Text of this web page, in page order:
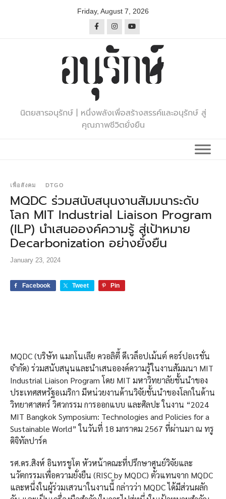
Friday, August 7, 2026
นิตยสารอนุรักษ์ | หนึ่งพลังเพื่อสร้างสรรค์และอนุรักษ์ สู่
คุณภาพชีวิตยั่งยืน
เพื่อสังคม DTGO
MQDC ร่วมสนับสนุนงานสัมมนาระดับ
โลก MIT Industrial Liaison Program
(ILP) นำเสนอองค์ความรู้ สู่เป้าหมาย
Decarbonization อย่างยั่งยืน
January 23, 2024
Facebook Tweet Pin
MQDC (บริษัท แมกโนเลีย ควอลิตี้ ดีเวล็อปเม้นต์ คอร์ปอเรชั่น
จำกัด) ร่วมสนับสนุนและนำเสนอองค์ความรู้ในงานสัมมนา MIT
Industrial Liaison Program โดย MIT มหาวิทยาลัยชั้นนำของ
ประเทศสหรัฐอเมริกา มีหน่วยงานด้านวิจัยชั้นนำของโลกในด้าน
วิทยาศาสตร์ วิศวกรรม การออกแบบ และศิลปะ ในงาน “2024
MIT Bangkok Symposium: Technologies and Policies for a
Sustainable World” ในวันที่ 18 มกราคม 2567 ที่ผ่านมา ณ ทรู
ดิจิทัลปาร์ค
รศ.ดร.สิงห์ อินทรชูโต หัวหน้าคณะที่ปรึกษาศูนย์วิจัยและ
นวัตกรรมเพื่อความยั่งยืน (RISC by MQDC) ตัวแทนจาก MQDC
และหนึ่งในผู้ร่วมเสวนาในงานนี้ กล่าวว่า MQDC ได้มีส่วนผลัก